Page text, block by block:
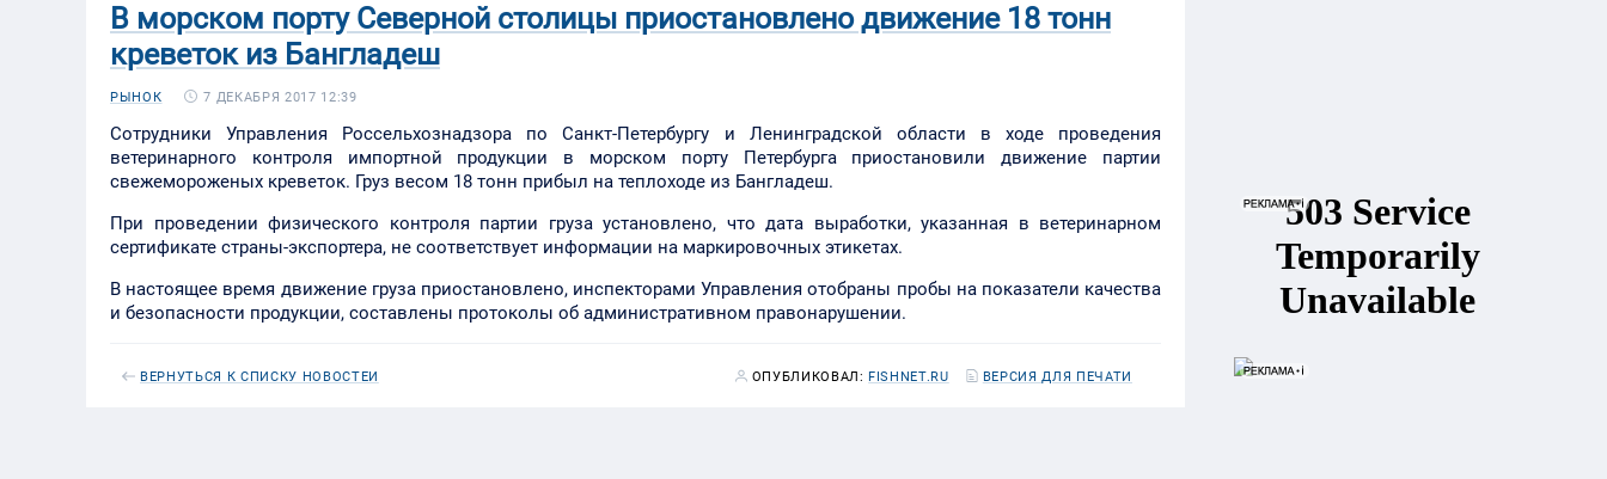
В морском порту Северной столицы приостановлено движение 18 тонн
креветок из Бангладеш
РЫНОК 7 ДЕКАБРЯ 2017 12:39
Сотрудники Управления Россельхознадзора по Санкт-Петербургу и Ленинградской области в ходе проведения
ветеринарного контроля импортной продукции в морском порту Петербурга приостановили движение партии
свежемороженых креветок. Груз весом 18 тонн прибыл на теплоходе из Бангладеш.
При проведении физического контроля партии груза установлено, что дата выработки, указанная в ветеринарном
сертификате страны-экспортера, не соответствует информации на маркировочных этикетах.
В настоящее время движение груза приостановлено, инспекторами Управления отобраны пробы на показатели качества
и безопасности продукции, составлены протоколы об административном правонарушении.
ВЕРНУТЬСЯ К СПИСКУ НОВОСТЕЙ ОПУБЛИКОВАЛ: FISHNET.RU ВЕРСИЯ ДЛЯ ПЕЧАТИ